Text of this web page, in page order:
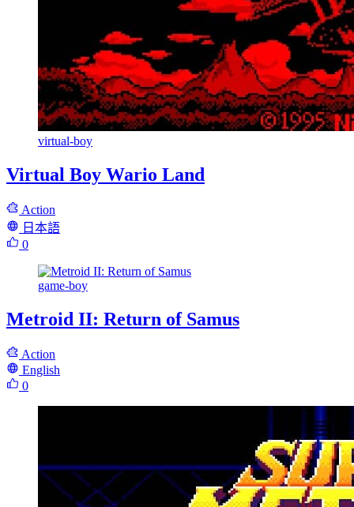
virtual-boy
Virtual Boy Wario Land
Action
日本語
0
game-boy
Metroid II: Return of Samus
Action
English
0